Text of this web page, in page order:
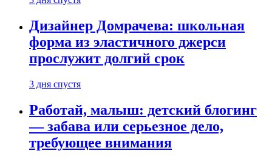
Дизайнер Домрачева: школьная
форма из эластичного джерси
прослужит долгий срок
3 дня спустя
Работай, малыш: детский блогинг
— забава или серьезное дело,
требующее внимания